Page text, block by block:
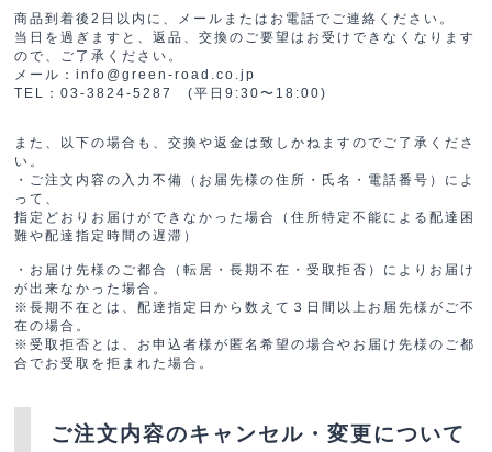
商品到着後2日以内に、メールまたはお電話でご連絡ください。
当日を過ぎますと、返品、交換のご要望はお受けできなくなります
ので、ご了承ください。
メール：info@green-road.co.jp
TEL：03-3824-5287 (平日9:30〜18:00)
また、以下の場合も、交換や返金は致しかねますのでご了承くださ
い。
・ご注文内容の入力不備（お届先様の住所・氏名・電話番号）によ
って、
指定どおりお届けができなかった場合（住所特定不能による配達困
難や配達指定時間の遅滞）
・お届け先様のご都合（転居・長期不在・受取拒否）によりお届け
が出来なかった場合。
※長期不在とは、配達指定日から数えて３日間以上お届先様がご不
在の場合。
※受取拒否とは、お申込者様が匿名希望の場合やお届け先様のご都
合でお受取を拒まれた場合。
ご注文内容のキャンセル・変更について